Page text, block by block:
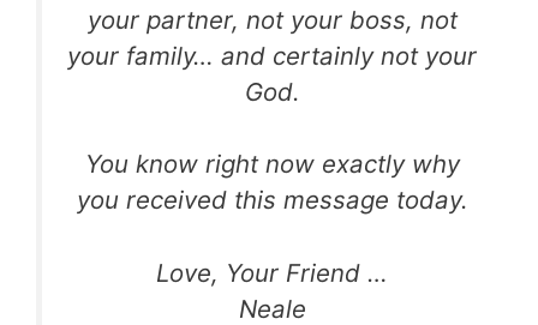
your partner, not your boss, not
your family… and certainly not your
God.
You know right now exactly why
you received this message today.
Love, Your Friend …
Neale